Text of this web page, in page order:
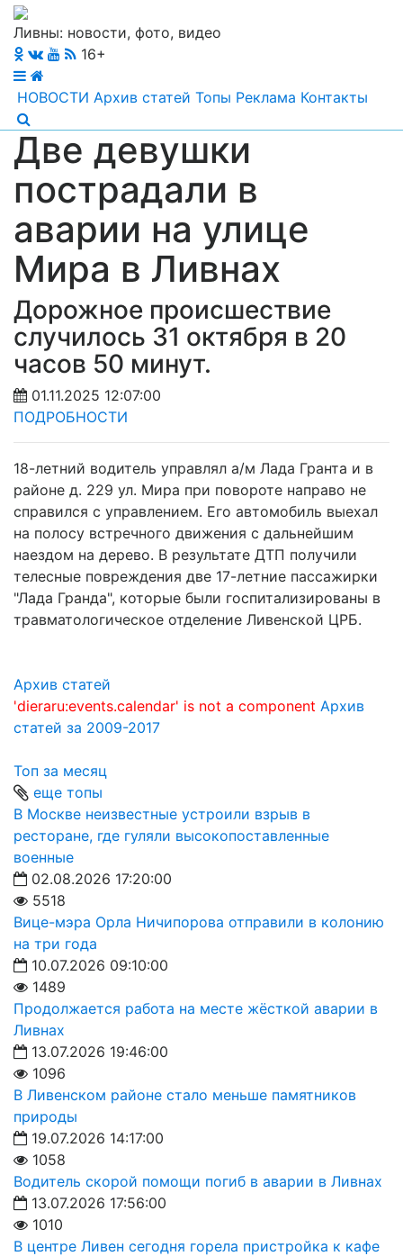
Ливны: новости, фото, видео
16+
НОВОСТИ Архив статей Топы Реклама Контакты
Две девушки
пострадали в
аварии на улице
Мира в Ливнах
Дорожное происшествие
случилось 31 октября в 20
часов 50 минут.
01.11.2025 12:07:00
ПОДРОБНОСТИ
18-летний водитель управлял а/м Лада Гранта и в
районе д. 229 ул. Мира при повороте направо не
справился с управлением. Его автомобиль выехал
на полосу встречного движения с дальнейшим
наездом на дерево. В результате ДТП получили
телесные повреждения две 17-летние пассажирки
"Лада Гранда", которые были госпитализированы в
травматологическое отделение Ливенской ЦРБ.
Архив статей
'dieraru:events.calendar' is not a component Архив
статей за 2009-2017
Топ за месяц
еще топы
В Москве неизвестные устроили взрыв в
ресторане, где гуляли высокопоставленные
военные
02.08.2026 17:20:00
5518
Вице-мэра Орла Ничипорова отправили в колонию
на три года
10.07.2026 09:10:00
1489
Продолжается работа на месте жёсткой аварии в
Ливнах
13.07.2026 19:46:00
1096
В Ливенском районе стало меньше памятников
природы
19.07.2026 14:17:00
1058
Водитель скорой помощи погиб в аварии в Ливнах
13.07.2026 17:56:00
1010
В центре Ливен сегодня горела пристройка к кафе